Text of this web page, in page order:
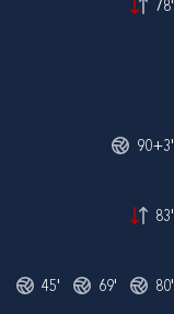
78'
90+3'
83'
45' 69' 80'